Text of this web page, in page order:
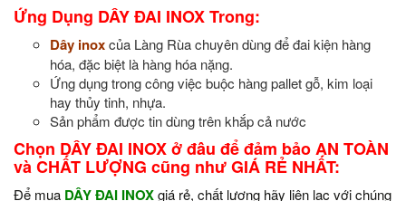
Ứng Dụng DÂY ĐAI INOX Trong:
Dây inoxcủa Làng Rùa chuyên dùng để đai kiện hàng
hóa, đặc biệt là hàng hóa nặng.
Ứng dụng trong công việc buộc hàng pallet gỗ, kim loại
hay thủy tinh, nhựa.
Sản phẩm được tin dùng trên khắp cả nước
Chọn DÂY ĐAI INOX ở đâu để đảm bảo AN TOÀN
và CHẤT LƯỢNG cũng như GIÁ RẺ NHẤT:
Để mua DÂY ĐAI INOXgiá rẻ, chất lượng hãy liên lạc với chúng